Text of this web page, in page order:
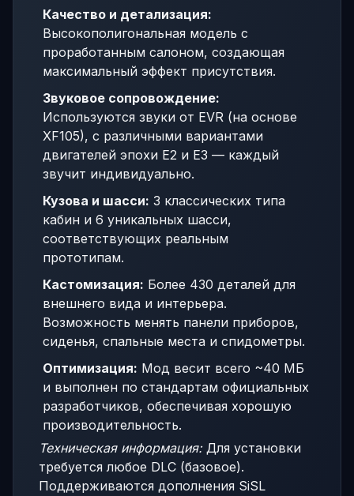
Качество и детализация:
Высокополигональная модель с
проработанным салоном, создающая
максимальный эффект присутствия.
Звуковое сопровождение:
Используются звуки от EVR (на основе
XF105), с различными вариантами
двигателей эпохи E2 и E3 — каждый
звучит индивидуально.
Кузова и шасси: 3 классических типа
кабин и 6 уникальных шасси,
соответствующих реальным
прототипам.
Кастомизация: Более 430 деталей для
внешнего вида и интерьера.
Возможность менять панели приборов,
сиденья, спальные места и спидометры.
Оптимизация: Мод весит всего ~40 МБ
и выполнен по стандартам официальных
разработчиков, обеспечивая хорошую
производительность.
Техническая информация:Для установки
требуется любое DLC (базовое).
Поддерживаются дополнения SiSL